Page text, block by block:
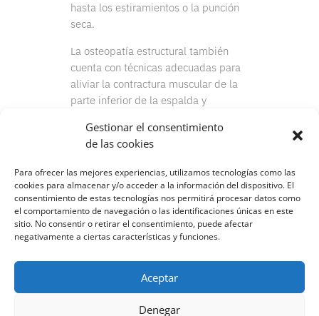
Gestionar el consentimiento
de las cookies
Para ofrecer las mejores experiencias, utilizamos tecnologías como las
cookies para almacenar y/o acceder a la información del dispositivo. El
consentimiento de estas tecnologías nos permitirá procesar datos como
el comportamiento de navegación o las identificaciones únicas en este
sitio. No consentir o retirar el consentimiento, puede afectar
negativamente a ciertas características y funciones.
Aceptar
Denegar
hasta los estiramientos o la punción
seca.
La osteopatía estructural también
cuenta con técnicas adecuadas para
aliviar la contractura muscular de la
parte inferior de la espalda y
columna.